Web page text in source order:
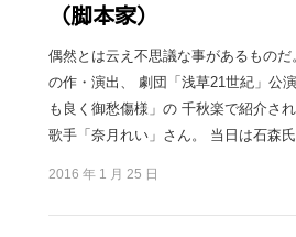
（脚本家）
偶然とは云え不思議な事があるもの
の作・演出、 劇団「浅草21世紀」公
も良く御愁傷様」の 千秋楽で紹介さ
歌手「奈月れい」さん。 当日は石森
2016 年 1 月 25 日